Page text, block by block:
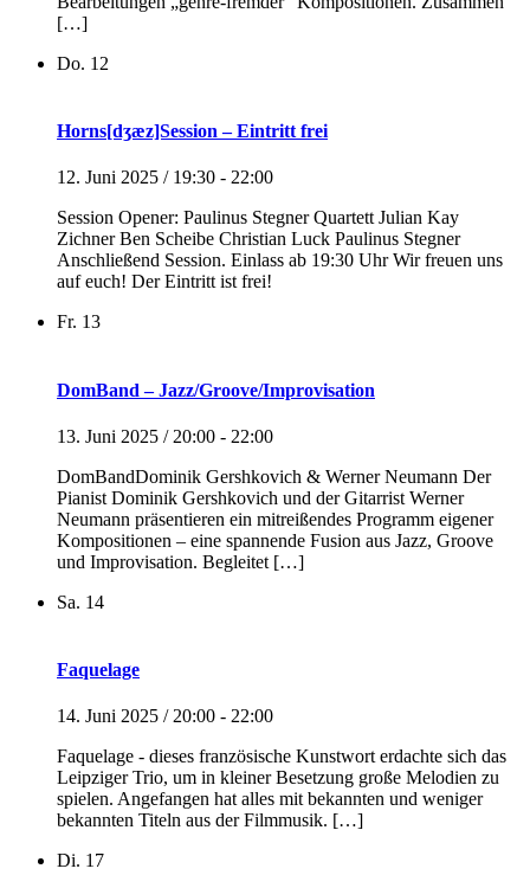
[…]
Do. 12
Horns[dʒæz]Session – Eintritt frei
12. Juni 2025 / 19:30 - 22:00
Session Opener: Paulinus Stegner Quartett Julian Kay
Zichner Ben Scheibe Christian Luck Paulinus Stegner
Anschließend Session. Einlass ab 19:30 Uhr Wir freuen uns
auf euch! Der Eintritt ist frei!
Fr. 13
DomBand – Jazz/Groove/Improvisation
13. Juni 2025 / 20:00 - 22:00
DomBandDominik Gershkovich & Werner Neumann Der
Pianist Dominik Gershkovich und der Gitarrist Werner
Neumann präsentieren ein mitreißendes Programm eigener
Kompositionen – eine spannende Fusion aus Jazz, Groove
und Improvisation. Begleitet […]
Sa. 14
Faquelage
14. Juni 2025 / 20:00 - 22:00
Faquelage - dieses französische Kunstwort erdachte sich das
Leipziger Trio, um in kleiner Besetzung große Melodien zu
spielen. Angefangen hat alles mit bekannten und weniger
bekannten Titeln aus der Filmmusik. […]
Di. 17